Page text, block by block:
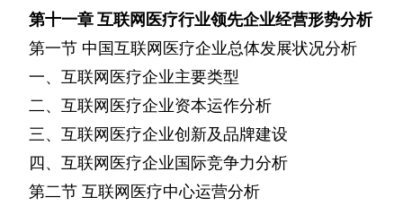
第十一章互联网医疗行业领先企业经营形势分析
第一节 中国互联网医疗企业总体发展状况分析
一、互联网医疗企业主要类型
二、互联网医疗企业资本运作分析
三、互联网医疗企业创新及品牌建设
四、互联网医疗企业国际竞争力分析
第二节 互联网医疗中心运营分析